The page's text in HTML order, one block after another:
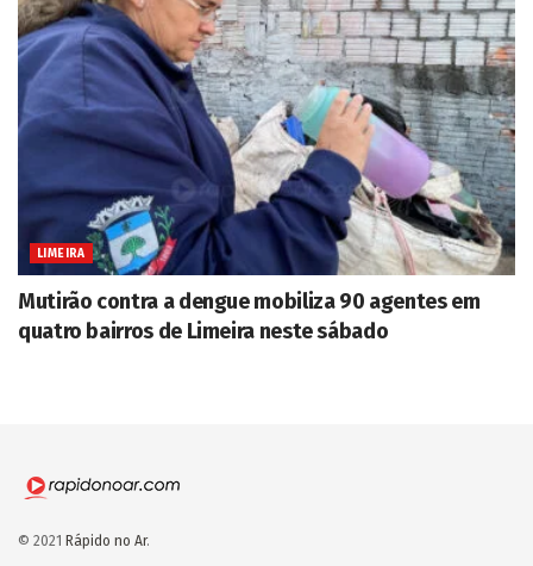
LIMEIRA
Mutirão contra a dengue mobiliza 90 agentes em
quatro bairros de Limeira neste sábado
© 2021 Rápido no Ar.